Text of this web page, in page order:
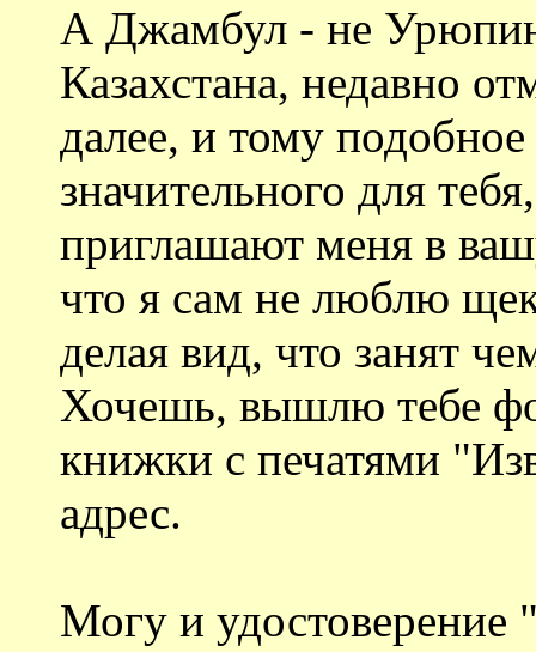
А Джамбул - не
Казахстана, недавно
далее, и тому
значительного для
приглашают меня в
что я сам не люблю
делая вид, что занят
Хочешь, вышлю тебе
книжки с печатями
адрес.
Могу и удостоверение